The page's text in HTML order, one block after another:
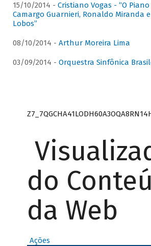
15/10/2014 - Cristiano Vogas - “O
Camargo Guarnieri, Ronaldo Miranda
Lobos”
08/10/2014 - Arthur Moreira Lima
03/09/2014 - Orquestra Sinfônica
do
da Web
Ações